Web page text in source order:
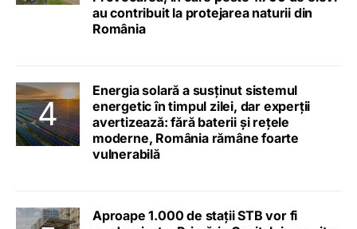
au contribuit la protejarea naturii din
România
Energia solară a susținut sistemul
energetic în timpul zilei, dar experții
avertizează: fără baterii și rețele
moderne, România rămâne foarte
vulnerabilă
Aproape 1.000 de stații STB vor fi